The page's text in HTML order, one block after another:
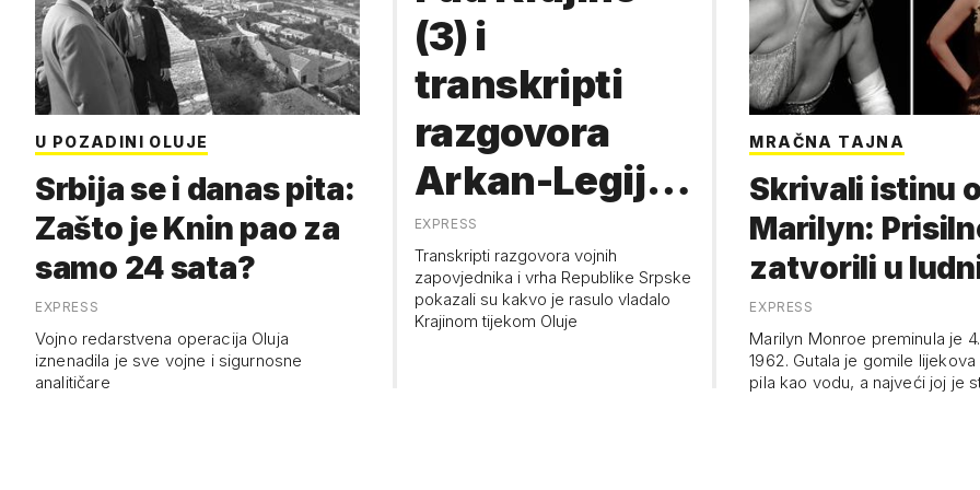
U POZADINI OLUJE
Srbija se i danas pita:
Zašto je Knin pao za
samo 24 sata?
EXPRESS
Vojno redarstvena operacija Oluja
iznenadila je sve vojne i sigurnosne
analitičare
(3) i
transkripti
razgovora
Arkan-Legija:
'Čujem,
prelazite
ustašam…
EXPRESS
Transkripti razgovora vojnih
zapovjednika i vrha Republike Srpske
pokazali su kakvo je rasulo vladalo
Krajinom tijekom Oluje
MRAČNA TAJNA
Skrivali istinu
Marilyn:
zatvorili u
EXPRESS
Marilyn Monroe preminula je
1962. Gutala je gomile
pila kao vodu, a najveći joj je